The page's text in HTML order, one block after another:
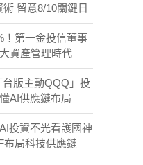
術 留意8/10關鍵日
！第一金投信董事
資產管理時代
版主動QQQ」投
AI供應鏈布局
投資不光看護國神
布局科技供應鏈